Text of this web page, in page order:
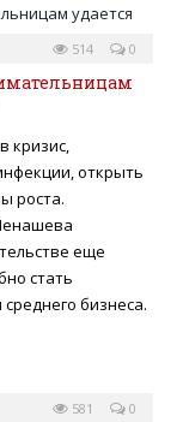
0
514
кризис,
открыть
роста.
еще
стать
бизнеса.
0
581